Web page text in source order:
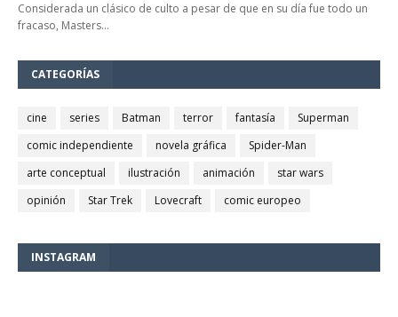
Considerada un clásico de culto a pesar de que en su día fue todo un
fracaso, Masters…
CATEGORÍAS
cine series Batman terror fantasía
Superman
comic independiente
novela gráfica
Spider-Man
arte conceptual
ilustración animación
star wars
opinión
Star Trek Lovecraft comic europeo
INSTAGRAM